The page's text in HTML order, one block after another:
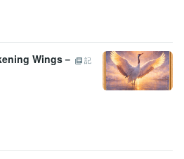
Wings－
記